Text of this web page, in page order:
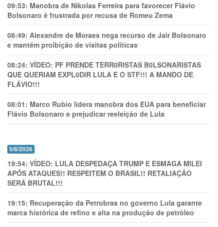
09:53: Manobra de Nikolas Ferreira para favorecer Flávio
Bolsonaro é frustrada por recusa de Romeu Zema
08:49: Alexandre de Moraes nega recurso de Jair Bolsonaro
e mantém proibição de visitas políticas
08:24: VÍDEO: PF PRENDE TERR0RlSTAS B0LSONARlSTAS
QUE QUERIAM EXPL0DlR LULA E O STF!!! A MANDO DE
FLÁVIO!!!
08:01: Marco Rubio lidera manobra dos EUA para beneficiar
Flávio Bolsonaro e prejudicar reeleição de Lula
5/8/2026
19:54: VÍDEO: LULA DESPEDAÇA TRUMP E ESMAGA MILEI
APÓS ATAQUES!! RESPEITEM O BRASIL!! RETALIAÇÃO
SERÁ BRUTAL!!!
19:15: Recuperação da Petrobras no governo Lula garante
marca histórica de refino e alta na produção de petróleo